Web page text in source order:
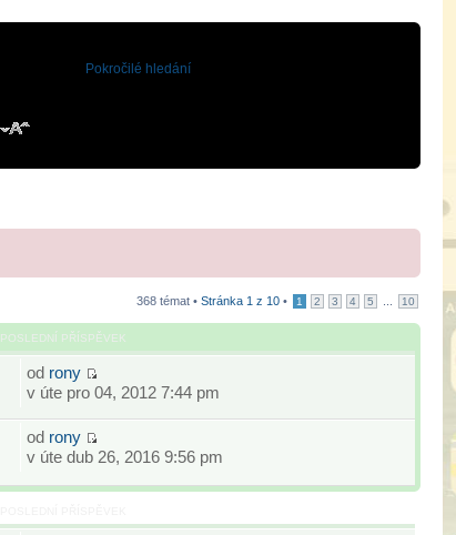
Pokročilé hledání
368 témat • Stránka 1 z 10 • 1 2 3 4 5 10
POSLEDNÍ PŘÍSPĚVEK
od rony
v úte pro 04, 2012 7:44 pm
od rony
v úte dub 26, 2016 9:56 pm